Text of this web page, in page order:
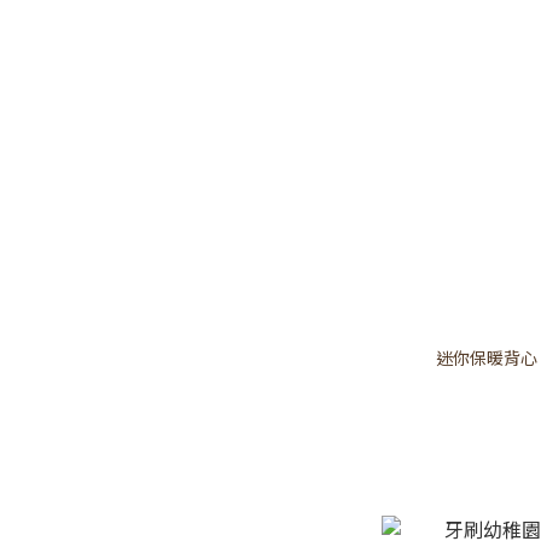
迷你保暖背